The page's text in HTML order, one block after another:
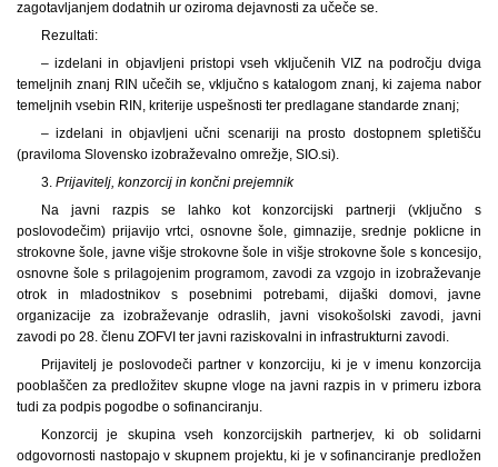
zagotavljanjem dodatnih ur oziroma dejavnosti za učeče se.
Rezultati:
– izdelani in objavljeni pristopi vseh vključenih VIZ na področju dviga
temeljnih znanj RIN učečih se, vključno s katalogom znanj, ki zajema nabor
temeljnih vsebin RIN, kriterije uspešnosti ter predlagane standarde znanj;
– izdelani in objavljeni učni scenariji na prosto dostopnem spletišču
(praviloma Slovensko izobraževalno omrežje, SIO.si).
3. Prijavitelj, konzorcij in končni prejemnik
Na javni razpis se lahko kot konzorcijski partnerji (vključno s
poslovodečim) prijavijo vrtci, osnovne šole, gimnazije, srednje poklicne in
strokovne šole, javne višje strokovne šole in višje strokovne šole s koncesijo,
osnovne šole s prilagojenim programom, zavodi za vzgojo in izobraževanje
otrok in mladostnikov s posebnimi potrebami, dijaški domovi, javne
organizacije za izobraževanje odraslih, javni visokošolski zavodi, javni
zavodi po 28. členu ZOFVI ter javni raziskovalni in infrastrukturni zavodi.
Prijavitelj je poslovodeči partner v konzorciju, ki je v imenu konzorcija
pooblaščen za predložitev skupne vloge na javni razpis in v primeru izbora
tudi za podpis pogodbe o sofinanciranju.
Konzorcij je skupina vseh konzorcijskih partnerjev, ki ob solidarni
odgovornosti nastopajo v skupnem projektu, ki je v sofinanciranje predložen